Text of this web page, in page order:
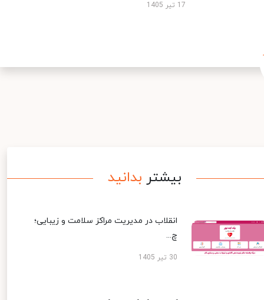
17 تیر 1405
بیشتر بدانید
انقلاب در مدیریت مراکز سلامت و زیبایی؛
چ...
30 تیر 1405